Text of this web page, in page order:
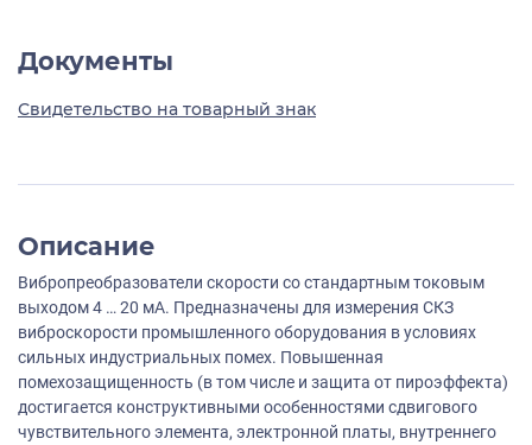
Документы
Свидетельство на товарный знак
Описание
Вибропреобразователи скорости со стандартным токовым
выходом 4 … 20 мА. Предназначены для измерения СКЗ
виброскорости промышленного оборудования в условиях
сильных индустриальных помех. Повышенная
помехозащищенность (в том числе и защита от пироэффекта)
достигается конструктивными особенностями сдвигового
чувствительного элемента, электронной платы, внутреннего